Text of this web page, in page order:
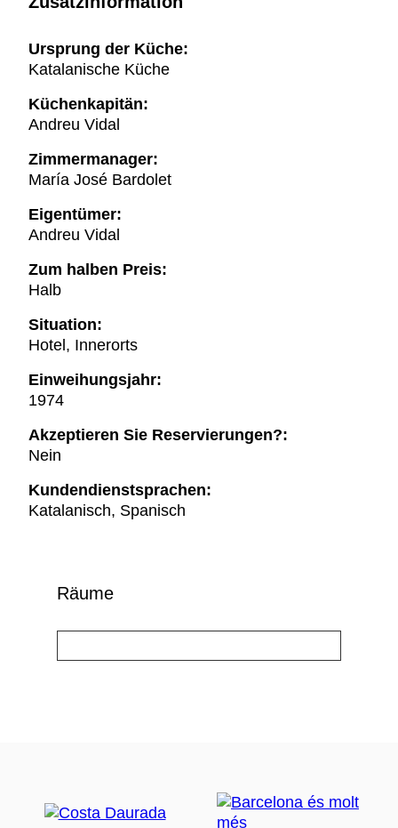
Ursprung der Küche:
Katalanische Küche
Küchenkapitän:
Andreu Vidal
Zimmermanager:
María José Bardolet
Eigentümer:
Andreu Vidal
Zum halben Preis:
Halb
Situation:
Hotel, Innerorts
Einweihungsjahr:
1974
Akzeptieren Sie Reservierungen?:
Nein
Kundendienstsprachen:
Katalanisch, Spanisch
Räume